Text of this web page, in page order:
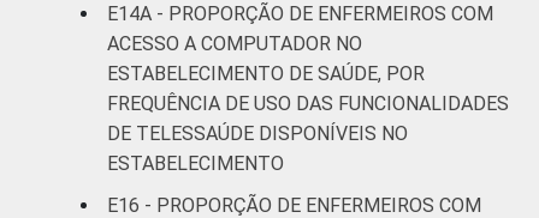
E14A - PROPORÇÃO DE ENFERMEIROS COM
ACESSO A COMPUTADOR NO
ESTABELECIMENTO DE SAÚDE, POR
FREQUÊNCIA DE USO DAS FUNCIONALIDADES
DE TELESSAÚDE DISPONÍVEIS NO
ESTABELECIMENTO
E16 - PROPORÇÃO DE ENFERMEIROS COM